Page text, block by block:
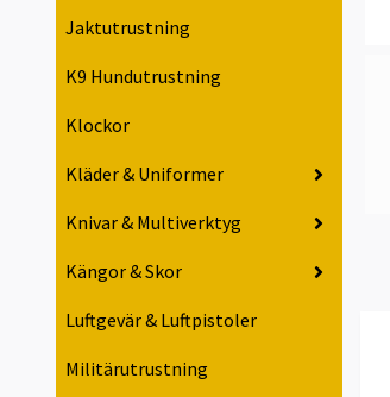
Jaktutrustning
K9 Hundutrustning
Klockor
Kläder & Uniformer
Knivar & Multiverktyg
Kängor & Skor
Luftgevär & Luftpistoler
Militärutrustning